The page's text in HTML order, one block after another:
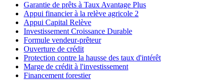
Garantie de prêts à Taux Avantage Plus
Appui financier à la relève agricole 2
Appui Capital Relève
Investissement Croissance Durable
Formule vendeur-prêteur
Ouverture de crédit
Protection contre la hausse des taux d'intérêt
Marge de crédit à l'investissement
Financement forestier